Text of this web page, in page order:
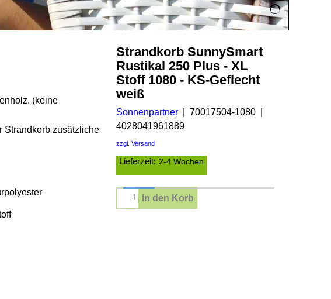
Strandkorb SunnySmart
Rustikal 250 Plus - XL
Stoff 1080 - KS-Geflecht
weiß
Sonnenpartner
70017504-1080
4028041961889
zzgl. Versand
Lieferzeit: 2-4 Wochen
In den Korb
(keine
Strandkorb zusätzliche